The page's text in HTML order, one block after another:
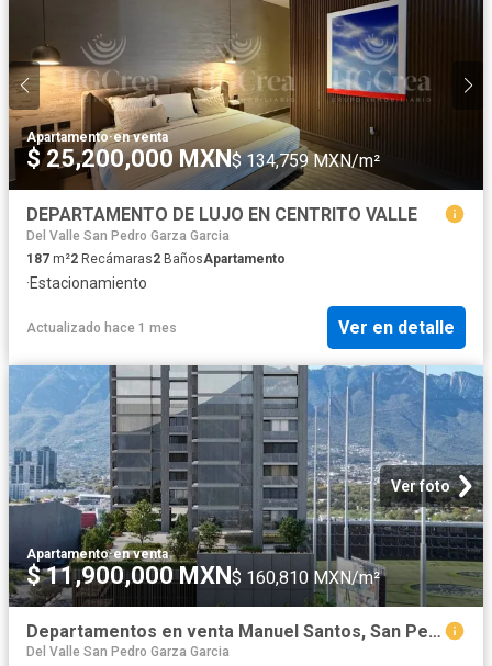
Apartamento·en venta
$ 25,200,000 MXN$ 134,759 MXN/m²
DEPARTAMENTO DE LUJO EN CENTRITO VALLE
Del Valle San Pedro Garza Garcia
187 m²2 Recámaras2 BañosApartamento
·Estacionamiento
Actualizado hace 1 mes Ver en detalle
Ver foto
Apartamento·en venta
$ 11,900,000 MXN$ 160,810 MXN/m²
Departamentos en venta Manuel Santos, San Pedro Garza García.
Del Valle San Pedro Garza Garcia